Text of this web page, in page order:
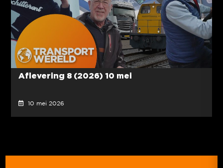
Aflevering 8 (2026) 10 mei
10 mei 2026